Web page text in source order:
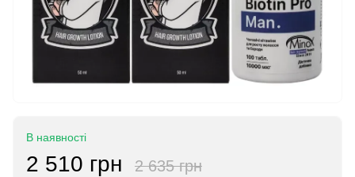
В наявності
2 510 грн 2 635 грн